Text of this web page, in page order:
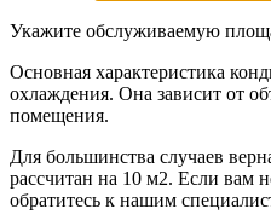
Укажите обслуживаемую
Основная характеристика
охлаждения. Она зависит от
помещения.
Для большинства случаев
рассчитан на 10 м2. Если вам
обратитесь к нашим